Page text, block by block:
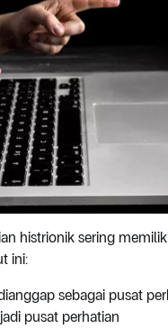
histrionik sering
ini:
sebagai pusat
pusat perhatian